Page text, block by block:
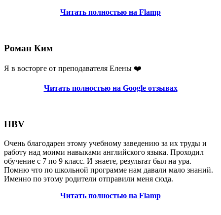
Читать полностью на Flamp
Роман Ким
Я в восторге от преподавателя Елены ❤️
Читать полностью на Google отзывах
HBV
Очень благодарен этому учебному заведению за их труды и
работу над моими навыками английского языка. Проходил
обучение с 7 по 9 класс. И знаете, результат был на ура.
Помню что по школьной программе нам давали мало знаний.
Именно по этому родители отправили меня сюда.
Читать полностью на Flamp